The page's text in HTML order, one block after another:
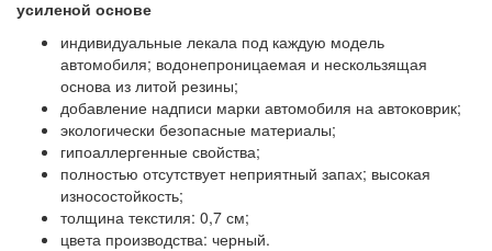
усиленой основе
индивидуальные лекала под каждую модель
автомобиля; водонепроницаемая и нескользящая
основа из литой резины;
добавление надписи марки автомобиля на автоковрик;
экологически безопасные материалы;
гипоаллергенные свойства;
полностью отсутствует неприятный запах; высокая
износостойкость;
толщина текстиля: 0,7 см;
цвета производства: черный.